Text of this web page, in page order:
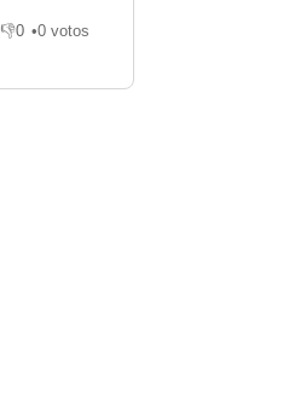
👎0
Não gosto
•0 votos